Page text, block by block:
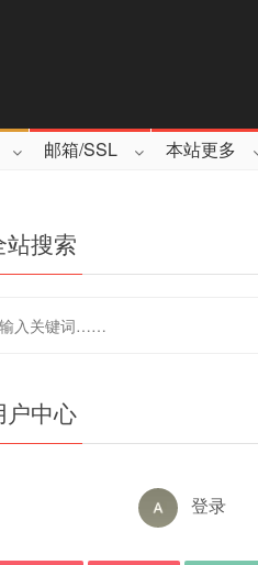
邮箱/SSL 本站更多
站搜索
户中心
登录